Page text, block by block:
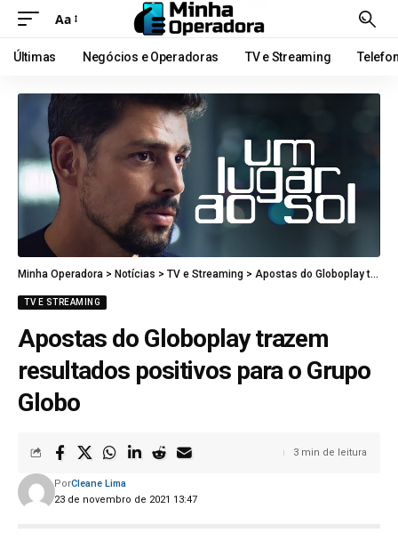
Aa
Últimas Negócios e Operadoras TV e Streaming
Minha Operadora > Notícias > TV e Streaming > Apostas do Globoplay trazem resultados positivos para o Grupo Globo
TV E STREAMING
Apostas do Globoplay trazem
resultados positivos para o Grupo
Globo
23 de novembro de 2021 13:47
PorCleane Lima
3 min de leitura